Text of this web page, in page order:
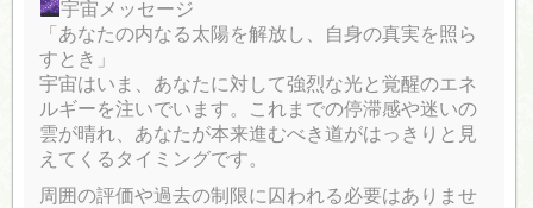
宇宙メッセージ
「あなたの内なる太陽を解放し、自身の真実を照ら
すとき」
宇宙はいま、あなたに対して強烈な光と覚醒のエネ
ルギーを注いでいます。これまでの停滞感や迷いの
雲が晴れ、あなたが本来進むべき道がはっきりと見
えてくるタイミングです。
周囲の評価や過去の制限に囚われる必要はありませ